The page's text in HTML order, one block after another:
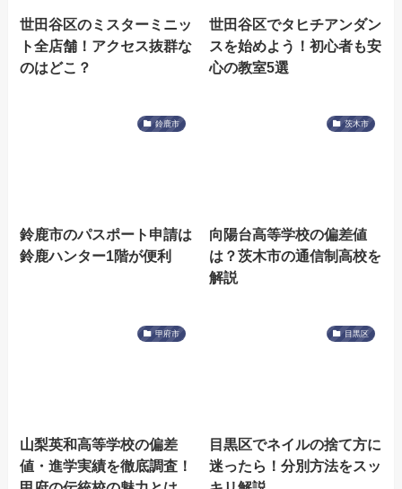
世田谷区のミスターミニッ
ト全店舗！アクセス抜群な
のはどこ？
世田谷区でタヒチアンダン
スを始めよう！初心者も安
心の教室5選
鈴鹿市
鈴鹿市のパスポート申請は
鈴鹿ハンター1階が便利
茨木市
向陽台高等学校の偏差値
は？茨木市の通信制高校を
解説
甲府市
山梨英和高等学校の偏差
値・進学実績を徹底調査！
目黒区
目黒区でネイルの捨て方に
迷ったら！分別方法をスッ